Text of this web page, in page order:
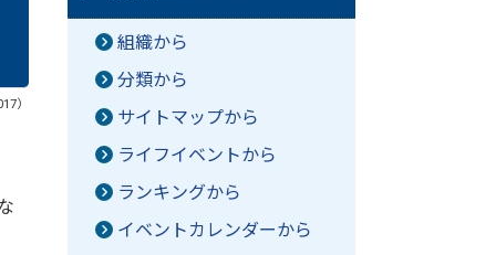
）
組織から
分類から
サイトマップから
ライフイベントから
ランキングから
イベントカレンダーから